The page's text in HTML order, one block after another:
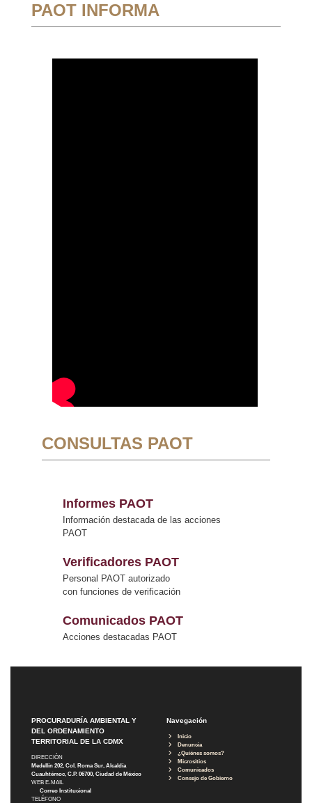
PAOT INFORMA
CONSULTAS PAOT
Informes PAOT
Información destacada de las acciones
PAOT
Verificadores PAOT
Personal PAOT autorizado
con funciones de verificación
Comunicados PAOT
Acciones destacadas PAOT
PROCURADURÍA AMBIENTAL Y
DEL ORDENAMIENTO
TERRITORIAL DE LA CDMX
DIRECCIÓN
Medellín 202, Col. Roma Sur, Alcaldía
Cuauhtémoc, C.P. 06700, Ciudad de México
WEB E-MAIL
Correo Institucional
TELÉFONO
Navegación
Inicio
Denuncia
¿Quiénes somos?
Micrositios
Comunicados
Consejo de Gobierno